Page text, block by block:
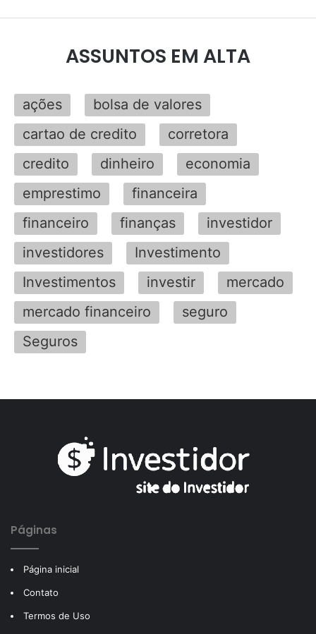
ASSUNTOS EM ALTA
ações
bolsa de valores
cartao de credito
corretora
credito
dinheiro
economia
emprestimo
financeira
financeiro
finanças
investidor
investidores
Investimento
Investimentos
investir
mercado
mercado financeiro
seguro
Seguros
Páginas
Página inicial
Contato
Termos de Uso